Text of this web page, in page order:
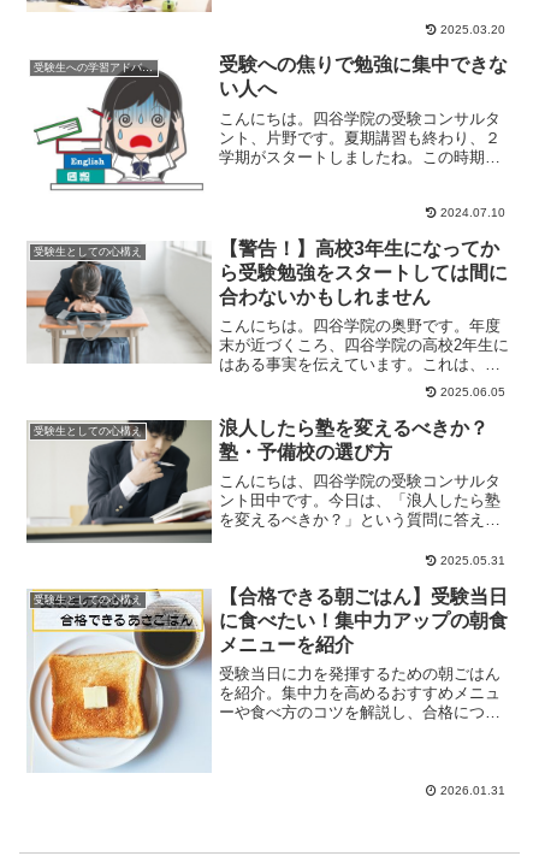
学校と同様に、先生と生徒との「授業形
のが特徴です。
2025.03.20
受験生への学習アドバイス
受験への焦りで勉強に集中できな
い人へ
こんにちは。四谷学院の受験コンサルタ
ント、片野です。夏期講習も終わり、２
学期がスタートしましたね。この時期に
2024.07.10
受験生としての心構え
【警告！】高校3年生になってか
ら受験勉強をスタートしては間に
合わないかもしれません
こんにちは。四谷学院の奥野です。年度
末が近づくころ、四谷学院の高校2年生に
はある事実を伝えています。これは、非
常に重要な内容ですが、気が付かない生
2025.06.05
受験生としての心構え
浪人したら塾を変えるべきか？
塾・予備校の選び方
こんにちは、四谷学院の受験コンサルタ
ント田中です。今日は、「浪人したら塾
を変えるべきか？」という質問に答えて
2025.05.31
受験生としての心構え
【合格できる朝ごはん】受験当日
に食べたい！集中力アップの朝食
メニューを紹介
受験当日に力を発揮するための朝ごはん
を紹介。集中力を高めるおすすめメニュ
ーや食べ方のコツを解説し、合格につな
2026.01.31